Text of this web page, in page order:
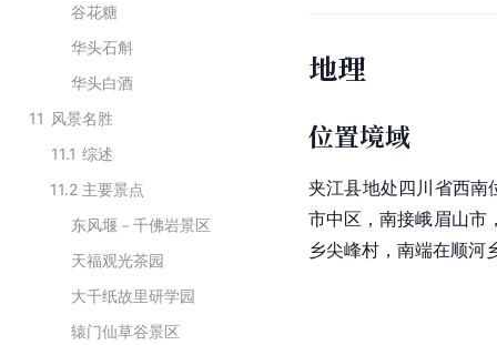
谷花糖
华头石斛
华头白酒
11 风景名胜
11.1 综述
11.2 主要景点
东风堰－千佛岩景区
天福观光茶园
大千纸故里研学园
辕门仙草谷景区
地理
位置境域
夹江县地处四川省西南
市中区，南接峨眉山市
乡尖峰村，南端在顺河